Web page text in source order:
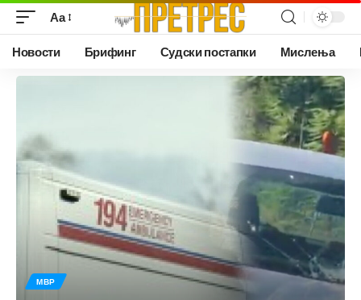
Аа
Новости Брифинг Судски постапки Мислења
МВР